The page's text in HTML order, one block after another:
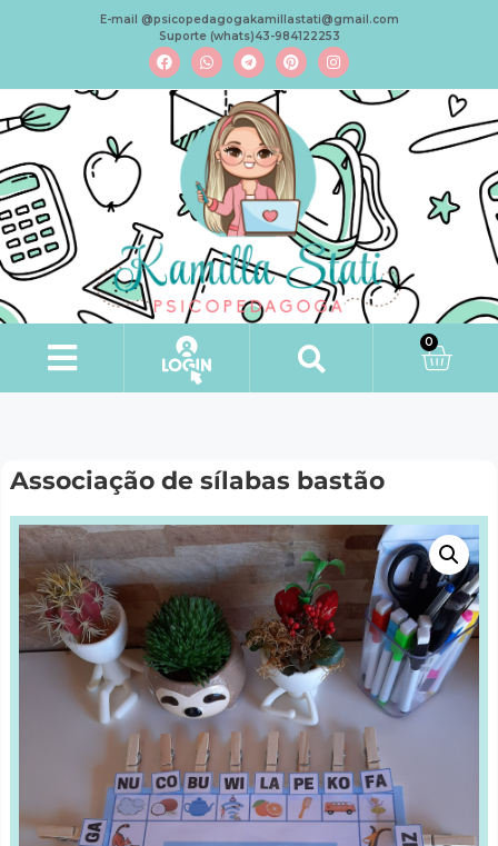
E-mail @psicopedagogakamillastati@gmail.com
Suporte (whats)43-984122253
0
Associação de sílabas bastão